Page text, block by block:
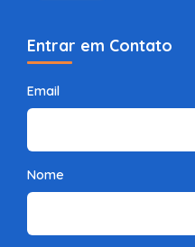
Entrar em Contato
Email
Nome